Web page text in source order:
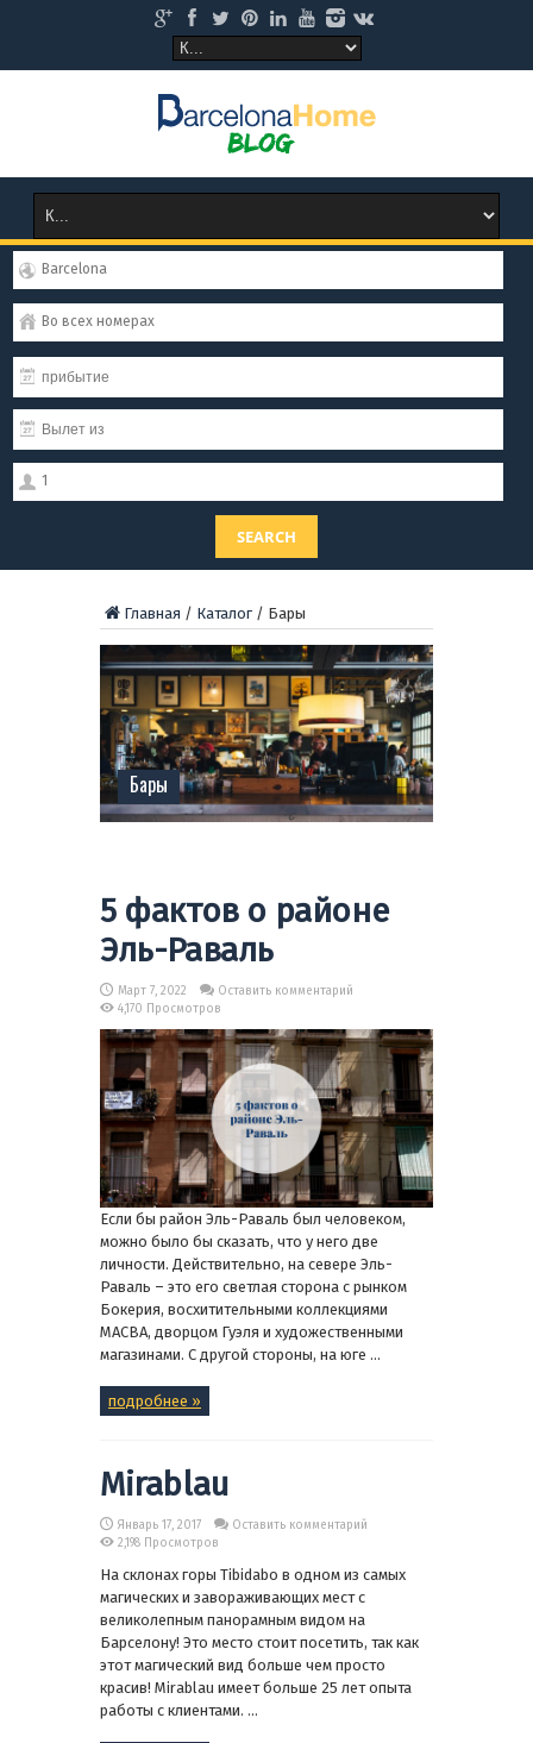
Barcelona
Во всех номерах
1
SEARCH
Главная / Каталог / Бары
Бары
5 фактов о районе
Эль-Раваль
Март 7, 2022
Оставить комментарий
4,170 Просмотров
Если бы район Эль-Раваль был человеком,
можно было бы сказать, что у него две
личности. Действительно, на севере Эль-
Раваль – это его светлая сторона с рынком
Бокерия, восхитительными коллекциями
MACBA, дворцом Гуэля и художественными
магазинами. С другой стороны, на юге ...
подробнее »
Mirablau
Январь 17, 2017
Оставить комментарий
2,198 Просмотров
На склонах горы Tibidabo в одном из самых
магических и завораживающих мест с
великолепным панорамным видом на
Барселону! Это место стоит посетить, так как
этот магический вид больше чем просто
красив! Mirablau имеет больше 25 лет опыта
работы с клиентами. ...